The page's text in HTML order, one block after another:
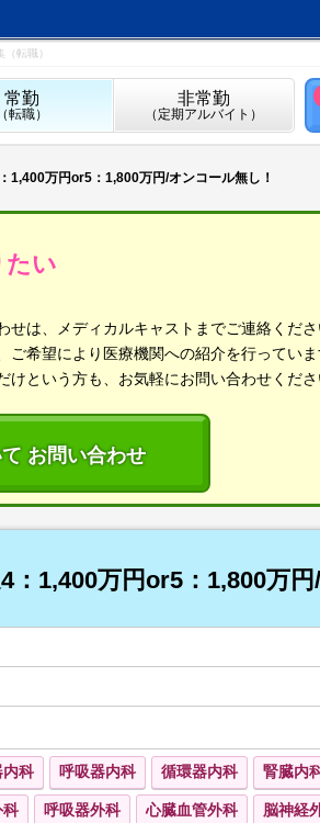
転職）
常勤
（転職）
非常勤
（定期アルバイト）
万円or5：1,800万円/オンコール無し！
たい
は、メディカルキャストまでご連絡くださ
希望により医療機関への紹介を行っていま
という方も、お気軽にお問い合わせくださ
お問い合わせ
1,400万円or5：1,800万円
科 呼吸器内科 循環器内科 腎臓内
科 呼吸器外科 心臓血管外科 脳神経